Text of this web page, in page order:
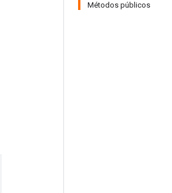
Métodos públicos